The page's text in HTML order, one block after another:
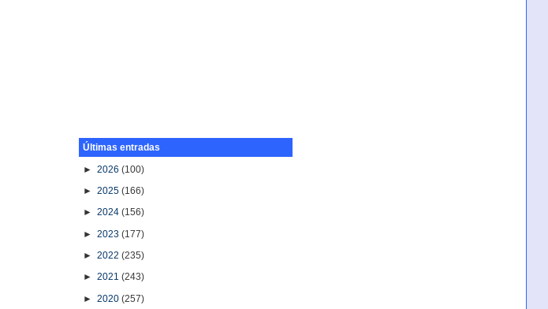
Últimas entradas
►2026(100)
►2025(166)
►2024(156)
►2023(177)
►2022(235)
►2021(243)
►2020(257)